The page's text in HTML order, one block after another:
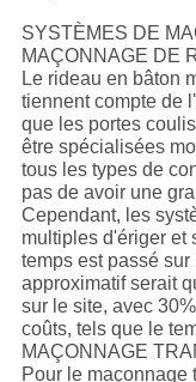
SYSTÈMES DE
MAÇONNAGE DE
Le rideau en bâton
tiennent compte de
que les portes
être spécialisées
tous les types de
pas de avoir une
Cependant, les
multiples d'ériger et
temps est passé
approximatif serait
sur le site, avec
coûts, tels que le
MAÇONNAGE
Pour le maçonnage